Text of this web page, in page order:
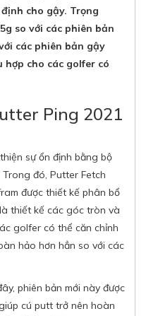
cho gậy. Trọng
so với các phiên bản
các phiên bản gậy
hợp cho các golfer có
Ping 2021
sự ổn định bằng bộ
đó, Putter Fetch
được thiết kế phân bổ
thiết kế các góc tròn và
golfer có thể căn chỉnh
hảo hơn hẳn so với các
phiên bản mới này được
cú putt trở nên hoàn